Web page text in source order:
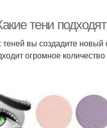
тени
вы создадите новый
огромное